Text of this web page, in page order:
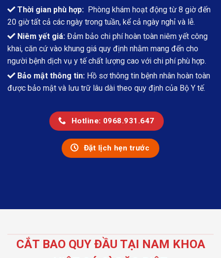
Thời gian phù hợp: Phòng khám hoạt động từ 8 giờ đến
20 giờ tất cả các ngày trong tuần, kể cả ngày nghỉ và lễ.
Niêm yết giá: Đảm bảo chi phí hoàn toàn niêm yết công
khai, căn cứ vào khung giá quy định nhằm mang đến cho
người bệnh dịch vụ y tế chất lượng cao với chi phí phù hợp.
Bảo mật thông tin: Hồ sơ thông tin bệnh nhân hoàn toàn
được bảo mật và lưu trữ lâu dài theo quy định của Bộ Y tế.
Hotline: 0968.931.647
Đặt lịch hẹn trước
CẮT BAO QUY ĐẦU TẠI NAM KHOA